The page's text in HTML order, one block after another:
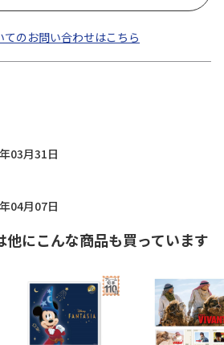
てのお問い合わせはこちら
03月31日
04月07日
他にこんな商品も買っています